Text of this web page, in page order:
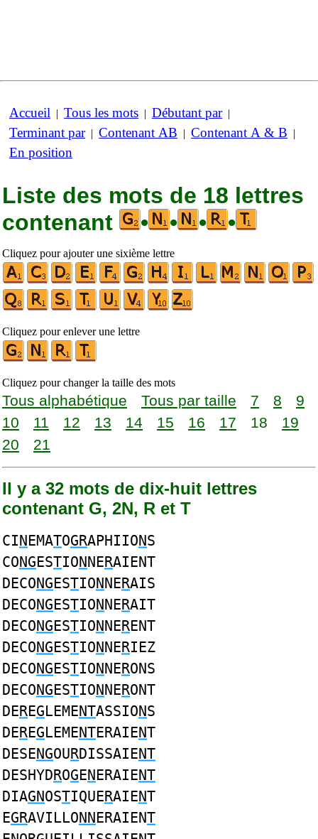
Accueil | Tous les mots | Débutant par|
Terminant par| Contenant AB | Contenant A & B |
En position
Liste des mots de 18 lettres
contenant
• • • •
Cliquez pour ajouter une sixième lettre
Cliquez pour enlever une lettre
Cliquez pour changer la taille des mots
Tous alphabétique Tous par taille 7 8
9
10
11 12 13 14 15 16 17 18
19
20
21
Il y a 32 mots de dix-huit lettres
contenant G, 2N, R et T
CINEMATOGRAPHIIONS
CONGESTIONNERAIENT
DECONGESTIONNERAIS
DECONGESTIONNERAIT
DECONGESTIONNERENT
DECONGESTIONNERIEZ
DECONGESTIONNERONS
DECONGESTIONNERONT
DEREGLEMENTASSIONS
DEREGLEMENTERAIENT
DESENGOURDISSAIENT
DESHYDROGENERAIENT
DIAGNOSTIQUERAIENT
EGRAVILLONNERAIENT